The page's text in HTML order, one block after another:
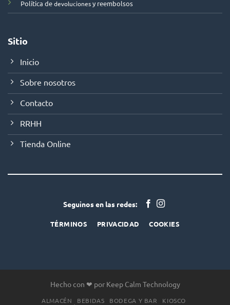
Política dedevolucionesy reembolsos
Sitio
Inicio
Sobre nosotros
Contacto
RRHH
Tienda Online
Seguinos en las redes:
TÉRMINOS PRIVACIDAD COOKIES
Hecho con ❤ por Keep Calm Technology
ALMACÉN BEBIDAS BODEGA Y BAR
KIOSCO